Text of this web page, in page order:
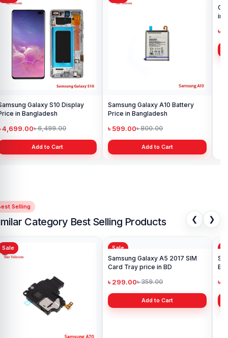
Galaxy S10 Display
in Bangladesh
4,699.00৳ 6,499.00
Add to Cart
Samsung Galaxy A10 Battery
Price in Bangladesh
৳ 599.00৳ 800.00
Add to Cart
Selling
Category Best Selling Products ❮ ❯
Sale Sale